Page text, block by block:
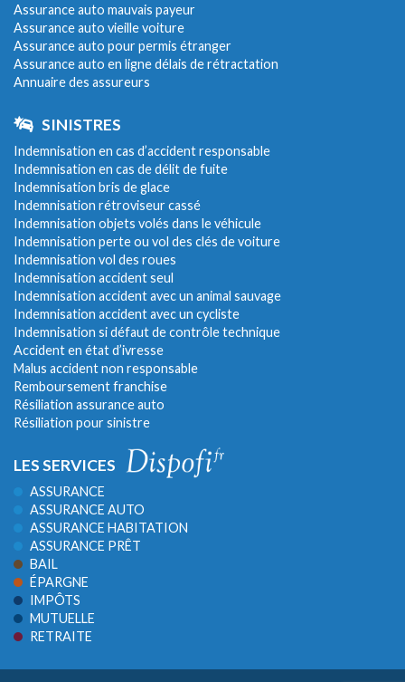
Assurance auto mauvais payeur
Assurance auto vieille voiture
Assurance auto pour permis étranger
Assurance auto en ligne délais de rétractation
Annuaire des assureurs
SINISTRES
Indemnisation en cas d’accident responsable
Indemnisation en cas de délit de fuite
Indemnisation bris de glace
Indemnisation rétroviseur cassé
Indemnisation objets volés dans le véhicule
Indemnisation perte ou vol des clés de voiture
Indemnisation vol des roues
Indemnisation accident seul
Indemnisation accident avec un animal sauvage
Indemnisation accident avec un cycliste
Indemnisation si défaut de contrôle technique
Accident en état d’ivresse
Malus accident non responsable
Remboursement franchise
Résiliation assurance auto
Résiliation pour sinistre
LES SERVICES
ASSURANCE
ASSURANCE AUTO
ASSURANCE HABITATION
ASSURANCE PRÊT
BAIL
ÉPARGNE
IMPÔTS
MUTUELLE
RETRAITE